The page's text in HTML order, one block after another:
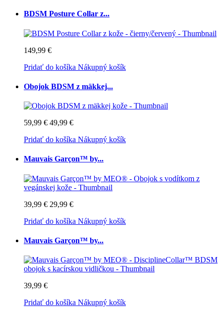
BDSM Posture Collar z...
149,99 €
Pridať do košíka Nákupný košík
Obojok BDSM z mäkkej...
59,99 € 49,99 €
Pridať do košíka Nákupný košík
Mauvais Garçon™ by...
39,99 € 29,99 €
Pridať do košíka Nákupný košík
Mauvais Garçon™ by...
39,99 €
Pridať do košíka Nákupný košík